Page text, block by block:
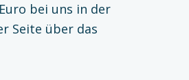
bei uns in der
Seite über das